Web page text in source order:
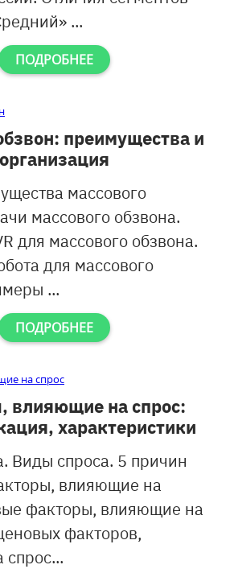
...
ПОДРОБНЕЕ
преимущества и
организация
массового
массового обзвона.
для массового обзвона.
для массового
...
ПОДРОБНЕЕ
влияющие на спрос:
характеристики
Виды спроса. 5 причин
влияющие на
факторы, влияющие на
факторов,